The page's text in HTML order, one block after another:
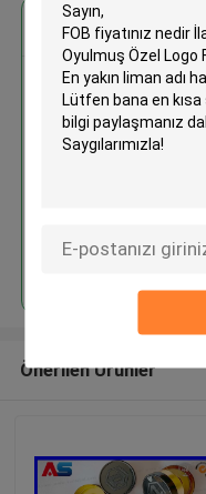
En
Devam
Önerilen Ürünler